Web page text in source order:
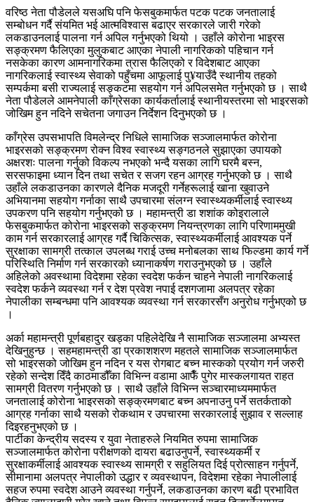
वरिष्ठ नेता पौडेलले यसअघि पनि फेसबुकमार्फत पटक पटक जनतालाई
सम्बोधन गर्दै संयमित भई आत्मविश्वास बढाएर सरकारले जारी गरेको
लकडाउनलाई पालना गर्न अपिल गर्नुभएको थियो । उहाँले कोरोना भाइरस
सङ्क्रमण फैलिएका मुलुकबाट आएका नेपाली नागरिकको पहिचान गर्न
नसकेका कारण आमनागरिकमा त्रास फैलिएको र विदेशबाट आएका
नागरिकलाई स्वास्थ्य सेवाको पहुँचमा आफूलाई पु¥याउँदै स्थानीय तहको
सम्पर्कमा बसी राज्यलाई सङ्कटमा सहयोग गर्न अपिलसमेत गर्नुभएको छ । साथै
नेता पौडेलले आमनेपाली काँग्रेसका कार्यकर्तालाई स्थानीयस्तरमा सो भाइरसको
जोखिम हुन नदिने सचेतना जगाउन निर्देशन दिनुभएको छ ।
काँग्रेस उपसभापति विमलेन्द्र निधिले सामाजिक सञ्जालमार्फत कोरोना
भाइरसको सङ्क्रमण रोक्न विश्व स्वास्थ्य सङ्गठनले सुझाएका उपायको
अक्षरशः पालना गर्नुको विकल्प नभएको भन्दै यसका लागि घरमै बस्न,
सरसफाइमा ध्यान दिन तथा सचेत र सजग रहन आग्रह गर्नुभएको छ । साथै
उहाँले लकडाउनका कारणले दैनिक मजदूरी गर्नेहरूलाई खाना खुवाउने
अभियानमा सहयोग गर्नाका साथै उपचारमा संलग्न स्वास्थ्यकर्मीलाई स्वास्थ्य
उपकरण पनि सहयोग गर्नुभएको छ । महामन्त्री डा शशांक कोइरालाले
फेसबुकमार्फत कोरोना भाइरसको सङ्क्रमण नियन्त्रणका लागि परिणाममुखी
काम गर्न सरकारलाई आग्रह गर्दै चिकित्सक, स्वास्थ्यकर्मीलाई आवश्यक पर्ने
सुरक्षाका सामग्री तत्काल उपलब्ध गराई उच्च मनोबलका साथ फिल्डमा कार्य गर्ने
परिस्थिति निर्माण गर्न सरकारको ध्यानाकर्षण गराउनुभएको छ । उहाँले
अहिलेको अवस्थामा विदेशमा रहेका स्वदेश फर्कन चाहने नेपाली नागरिकलाई
स्वदेश फर्कने व्यवस्था गर्न र देश प्रवेश नपाई दशगजामा अलपत्र रहेका
नेपालीका सम्बन्धमा पनि आवश्यक व्यवस्था गर्न सरकारसँग अनुरोध गर्नुभएको छ
।
अर्का महामन्त्री पूर्णबहादुर खड्का पहिलेदेखि नै सामाजिक सञ्जालमा अभ्यस्त
देखिनुहुन्छ । सहमहामन्त्री डा प्रकाशशरण महतले सामाजिक सञ्जालमार्फत
सो भाइरसको जोखिम हुन नदिन र यस रोगबाट बच्न मास्कको प्रयोग गर्न जरुरी
रहेको सन्देश दिँदै काठमाडौँका विभिन्न वडामा आफैँ पुगेर मास्कलगायत राहत
सामग्री वितरण गर्नुभएको छ । साथै उहाँले विभिन्न सञ्चारमाध्यममार्फत
जनतालाई कोरोना भाइरसको सङ्क्रमणबाट बच्न अपनाउनु पर्ने सतर्कताको
आग्रह गर्नाका साथै यसको रोकथाम र उपचारमा सरकारलाई सुझाव र सल्लाह
दिइरहनुभएको छ ।
पार्टीका केन्द्रीय सदस्य र युवा नेताहरुले नियमित रुपमा सामाजिक
सञ्जालमार्फत कोरोना परीक्षणको दायरा बढाउनुपर्ने, स्वास्थ्यकर्मी र
सुरक्षाकर्मीलाई आवश्यक स्वास्थ्य सामग्री र सहुलियत दिई प्रोत्साहन गर्नुपर्ने,
सीमानामा अलपत्र नेपालीको उद्धार र व्यवस्थापन, विदेशमा रहेका नेपालीलाई
सहज रुपमा स्वदेश आउने व्यवस्था गर्नुपर्ने, लकडाउनका कारण बढी प्रभावित